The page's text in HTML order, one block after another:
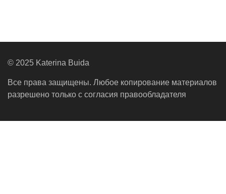
© 2025 Katerina Buida
Все права защищены. Любое копирование материалов
разрешено только с согласия правообладателя